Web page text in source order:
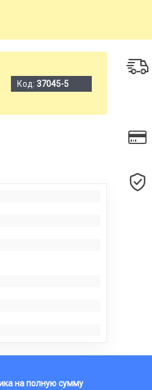
Код:37045-5
на полную сумму